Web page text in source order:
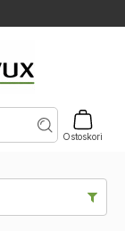
Ostoskori
JA
VUOKRAUS